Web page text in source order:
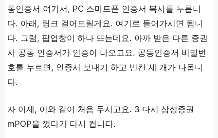
동인증서 여기서, PC 스마트폰 인증서 복사를 누릅니
다. 아래, 링크 걸어드릴게요. 여기로 들어가시면 됩니
다. 그럼, 팝업창이 하나 뜨는데요. 아까 받은 다른 증권
사 공동 인증서가 인증이 나오고요. 공동인증서 비밀번
호를 누르면, 인증서 보내기 하고 빈칸 세 개가 나옵니
다.
자 이제, 이와 같이 처음 두시고요. 3 다시 삼성증권
mPOP을 껐다가 다시 켭니다.